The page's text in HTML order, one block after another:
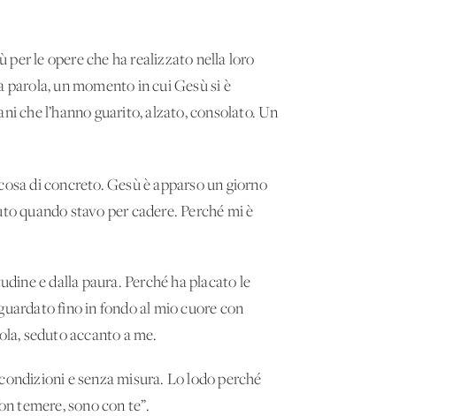
le opere che ha realizzato nella loro
un momento in cui Gesù si è
che l’hanno guarito, alzato, consolato. Un
di concreto. Gesù è apparso un giorno
quando stavo per cadere. Perché mi è
e dalla paura. Perché ha placato le
fino in fondo al mio cuore con
seduto accanto a me.
e senza misura. Lo lodo perché
temere, sono con te”.